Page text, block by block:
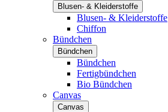
Blusen- & Kleiderstoffe
Blusen- & Kleiderstoffe
Chiffon
Bündchen
Bündchen
Bündchen
Fertigbündchen
Bio Bündchen
Canvas
Canvas